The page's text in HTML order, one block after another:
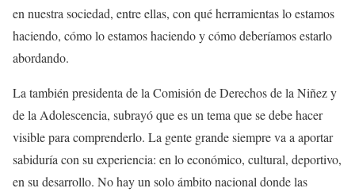
en nuestra sociedad, entre ellas, con qué herramientas lo estamos
haciendo, cómo lo estamos haciendo y cómo deberíamos estarlo
abordando.
La también presidenta de la Comisión de Derechos de la Niñez y
de la Adolescencia, subrayó que es un tema que se debe hacer
visible para comprenderlo. La gente grande siempre va a aportar
sabiduría con su experiencia: en lo económico, cultural, deportivo,
en su desarrollo. No hay un solo ámbito nacional donde las